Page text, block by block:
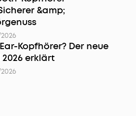
&amp;
Kopfhörer? Der neue
erklärt